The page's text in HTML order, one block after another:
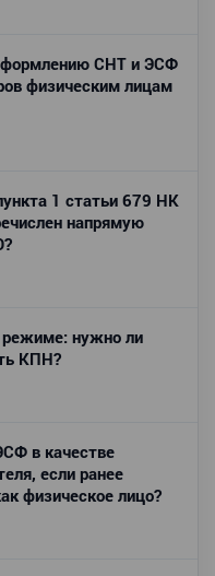
СНТ и ЭСФ
физическим лицам
1 статьи 679 НК
напрямую
нужно ли
КПН?
в качестве
если ранее
физическое лицо?